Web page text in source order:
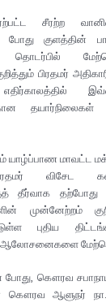
சீரற்ற
குளத்தின்
தொடர்பில்
பிரதமர்
எதிர்காலத்தில்
தயார்நிலைகள்
யாழ்ப்பாண மாவட்ட
விசேட
தீர்வாக தற்போது
முன்னேற்றம்
புதிய
ஆலோசனைகளை
கௌரவ
ஆளுநர்